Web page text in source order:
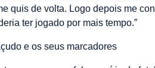
quis de volta. Logo depois me
ter jogado por mais tempo.”
e os seus marcadores